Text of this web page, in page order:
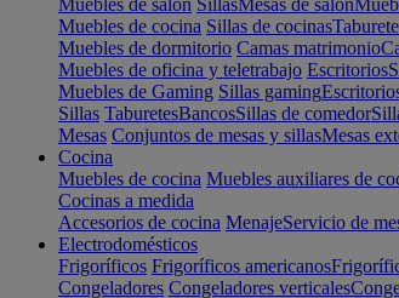
Muebles de salón SillasMesas de salón
Muebles de cocina Sillas de cocinas
Muebles de dormitorio Camas matrimonio
Muebles de oficina y teletrabajo Escritorios
Muebles de Gaming Sillas gaming
Sillas TaburetesBancosSillas de comedor
Mesas Conjuntos de mesas y sillasMesas
Cocina
Muebles de cocina Muebles auxiliares de
Cocinas a medida
Accesorios de cocina MenajeServicio de
Electrodomésticos
Frigoríficos Frigoríficos americanos
Congeladores Congeladores verticales